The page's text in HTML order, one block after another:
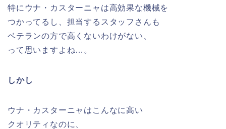
特にウナ・カスターニャは高効果な機械を
つかってるし、担当するスタッフさんも
ベテランの方で高くないわけがない、
って思いますよね…。
しかし
ウナ・カスターニャはこんなに高い
クオリティなのに、